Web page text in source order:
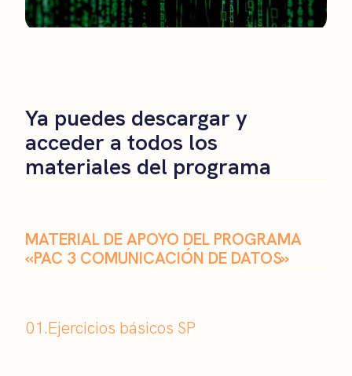
Ya puedes descargar y
acceder a todos los
materiales del programa
MATERIAL DE APOYO DEL PROGRAMA
«PAC 3 COMUNICACIÓN DE DATOS»
01.Ejercicios básicos SP